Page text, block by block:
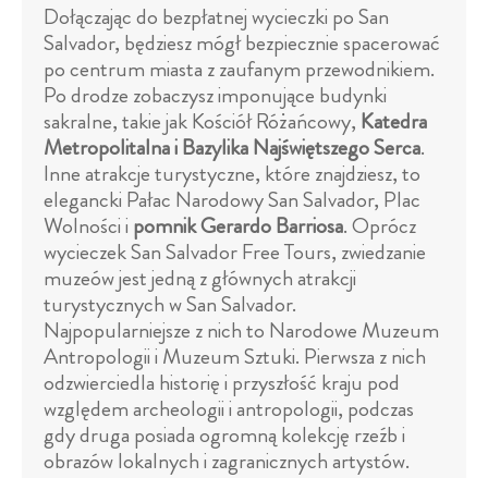
Dołączając do bezpłatnej wycieczki po San
Salvador, będziesz mógł bezpiecznie spacerować
po centrum miasta z zaufanym przewodnikiem.
Po drodze zobaczysz imponujące budynki
sakralne, takie jak Kościół Różańcowy, Katedra
Metropolitalna i Bazylika Najświętszego Serca.
Inne atrakcje turystyczne, które znajdziesz, to
elegancki Pałac Narodowy San Salvador, Plac
Wolności i pomnik Gerardo Barriosa. Oprócz
wycieczek San Salvador Free Tours, zwiedzanie
muzeów jest jedną z głównych atrakcji
turystycznych w San Salvador.
Najpopularniejsze z nich to Narodowe Muzeum
Antropologii i Muzeum Sztuki. Pierwsza z nich
odzwierciedla historię i przyszłość kraju pod
względem archeologii i antropologii, podczas
gdy druga posiada ogromną kolekcję rzeźb i
obrazów lokalnych i zagranicznych artystów.